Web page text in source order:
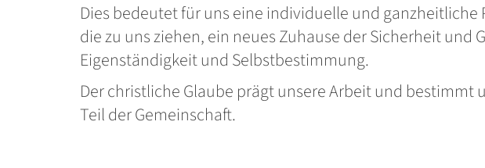
Dies bedeutet für uns eine individuelle und
die zu uns ziehen, ein neues Zuhause der Sicherheit
Eigenständigkeit und Selbstbestimmung.
Der christliche Glaube prägt unsere Arbeit und bestimmt
Teil der Gemeinschaft.